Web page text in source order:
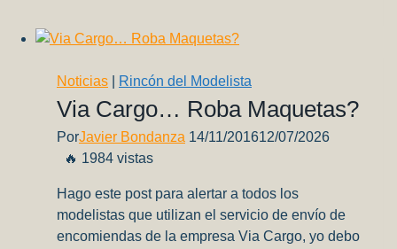
Noticias Rincón del Modelista
Via Cargo… Roba Maquetas?
PorJavier Bondanza 14/11/201612/07/2026
🔥 1984 vistas
Hago este post para alertar a todos los
modelistas que utilizan el servicio de envío de
encomiendas de la empresa Via Cargo, yo debo